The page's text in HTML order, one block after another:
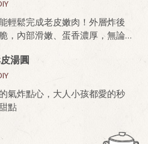
輕鬆完成老皮嫩肉！外層炸後
，內部滑嫩、蛋香濃厚，無論
。
豆腐，就是做老皮嫩肉的秘密
湯圓
氣炸點心，大人小孩都愛的秒
點